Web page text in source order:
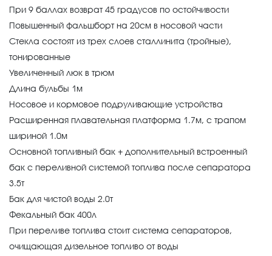
При 9 баллах возврат 45 градусов по остойчивости
Повышенный фальшборт на 20см в носовой части
Стекла состоят из трех слоев сталлинита (тройные),
тонированные
Увеличенный люк в трюм
Длина бульбы 1м
Носовое и кормовое подруливающие устройства
Расширенная плавательная платформа 1.7м, с трапом
шириной 1.0м
Основной топливный бак + дополнительный встроенный
бак с переливной системой топлива после сепаратора
3.5т
Бак для чистой воды 2.0т
Фекальный бак 400л
При переливе топлива стоит система сепараторов,
очищающая дизельное топливо от воды